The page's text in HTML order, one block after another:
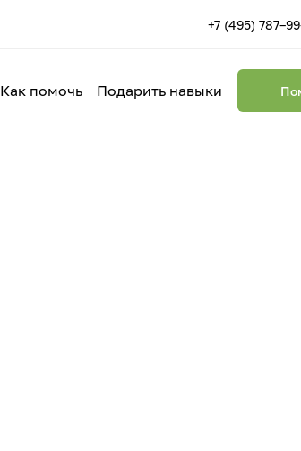
+7 (495)
Как помочь Подарить навыки